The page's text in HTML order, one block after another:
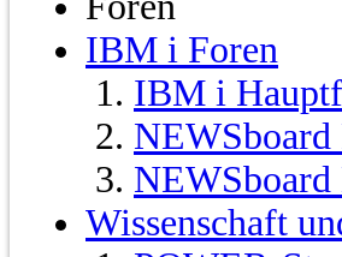
IBM i Foren
IBM i
Wissenschaft